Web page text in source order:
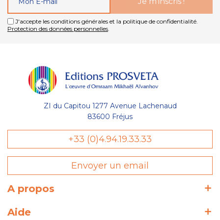
J'accepte les conditions générales et la politique de confidentialité.
Protection des données personnelles
ZI du Capitou 1277 Avenue Lachenaud
83600 Fréjus
+33 (0)4.94.19.33.33
Envoyer un email
A propos
Aide